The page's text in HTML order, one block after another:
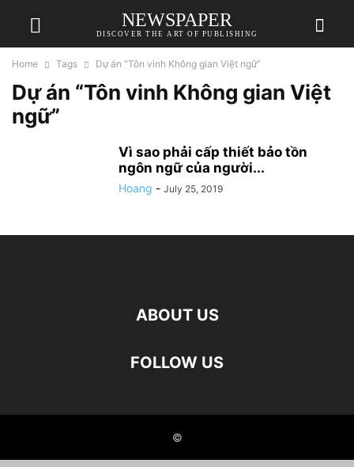
NEWSPAPER
DISCOVER THE ART OF PUBLISHING
Home Tags Dự án “Tôn vinh Không gian Việt ngữ”
Dự án “Tôn vinh Không gian Việt
ngữ”
Vì sao phải cấp thiết bảo tồn
ngôn ngữ của người...
Hoang - July 25, 2019
ABOUT US
FOLLOW US
©